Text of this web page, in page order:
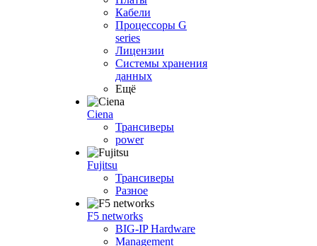
Кабели
Процессоры G
series
Лицензии
Системы хранения
данных
Ещё
Ciena
Трансиверы
power
Fujitsu
Трансиверы
Разное
F5 networks
BIG-IP Hardware
Management